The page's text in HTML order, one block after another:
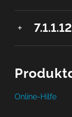
Online-Hilfe